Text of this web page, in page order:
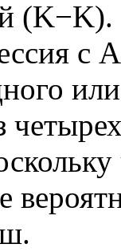
(K−K).
с